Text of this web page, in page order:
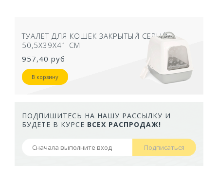
ТУАЛЕТ ДЛЯ КОШЕК ЗАКРЫТЫЙ СЕРЫЙ
50,5Х39Х41 СМ
957,40 руб
В корзину
ПОДПИШИТЕСЬ НА НАШУ РАССЫЛКУ И
БУДЕТЕ В КУРСЕ ВСЕХ РАСПРОДАЖ!
Подписаться